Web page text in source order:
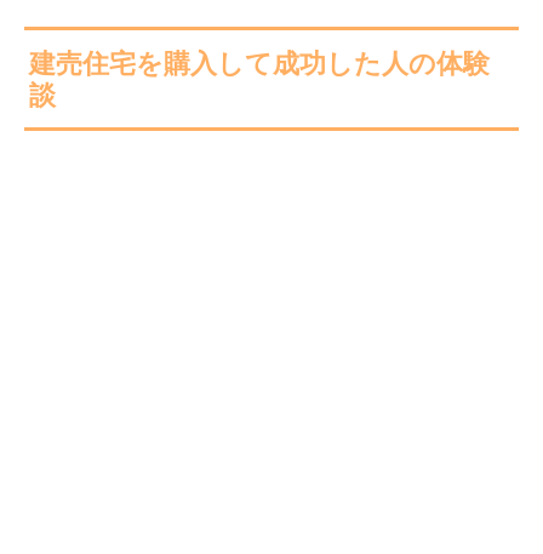
建売住宅を購入して成功した人の体験
談